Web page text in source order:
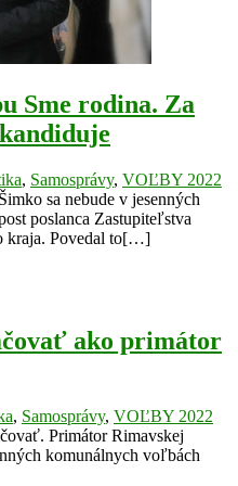
Sme rodina. Za
, Samosprávy, VOĽBY 2022
sa nebude v jesenných
poslanca Zastupiteľstva
kraja. Povedal to[…]
ako primátor
, Samosprávy, VOĽBY 2022
Primátor Rimavskej
komunálnych voľbách